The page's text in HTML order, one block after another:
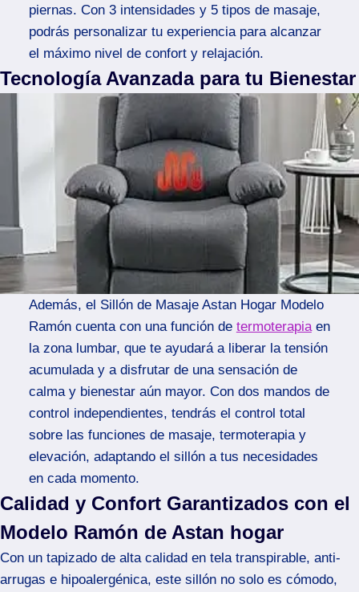
piernas. Con 3 intensidades y 5 tipos de masaje,
podrás personalizar tu experiencia para alcanzar
el máximo nivel de confort y relajación.
Tecnología Avanzada para tu Bienestar
Además, el Sillón de Masaje Astan Hogar Modelo
Ramón cuenta con una función de termoterapiaen
la zona lumbar, que te ayudará a liberar la tensión
acumulada y a disfrutar de una sensación de
calma y bienestar aún mayor. Con dos mandos de
control independientes, tendrás el control total
sobre las funciones de masaje, termoterapia y
elevación, adaptando el sillón a tus necesidades
en cada momento.
Calidad y Confort Garantizados con el
Modelo Ramón de Astan hogar
Con un tapizado de alta calidad en tela transpirable, anti-
arrugas e hipoalergénica, este sillón no solo es cómodo,